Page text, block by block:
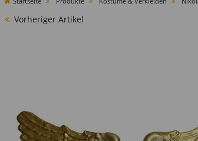
Vorheriger Artikel